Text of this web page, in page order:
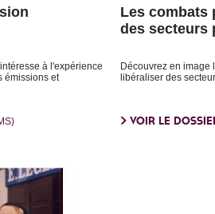
à l'expérience
émissions et
Les combats
des secteurs
Découvrez en image
libéraliser des
VOIR LE